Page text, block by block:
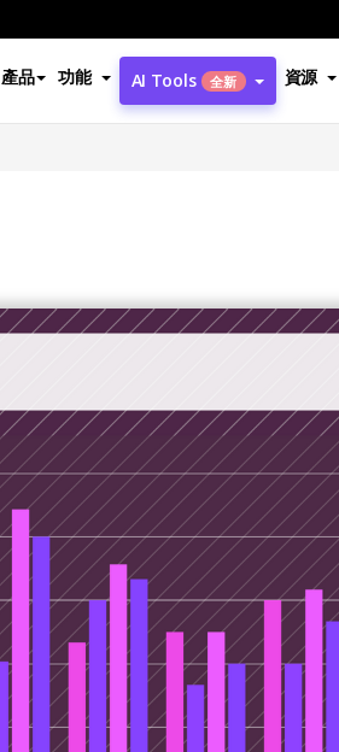
產品 功能 AI Tools 全新 資源